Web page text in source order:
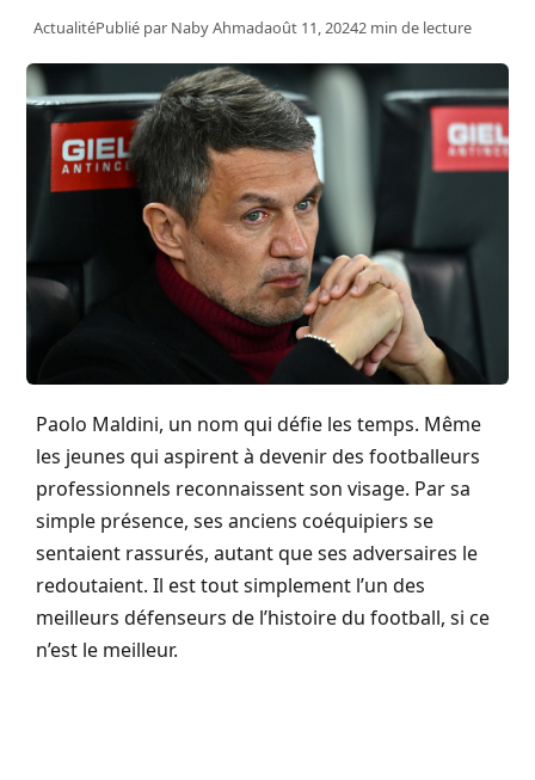
ActualitéPublié par Naby Ahmadaoût 11, 20242 min de lecture
Paolo Maldini, un nom qui défie les temps. Même
les jeunes qui aspirent à devenir des footballeurs
professionnels reconnaissent son visage. Par sa
simple présence, ses anciens coéquipiers se
sentaient rassurés, autant que ses adversaires le
redoutaient. Il est tout simplement l’un des
meilleurs défenseurs de l’histoire du football, si ce
n’est le meilleur.